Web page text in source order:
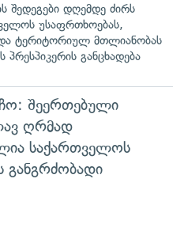
შედეგები დღემდე ძირს
უსაფრთხოებას,
და ტერიტორიულ მთლიანობას
განცხადება
შეერთებული
ღრმად
საქართველოს
განგრძობადი